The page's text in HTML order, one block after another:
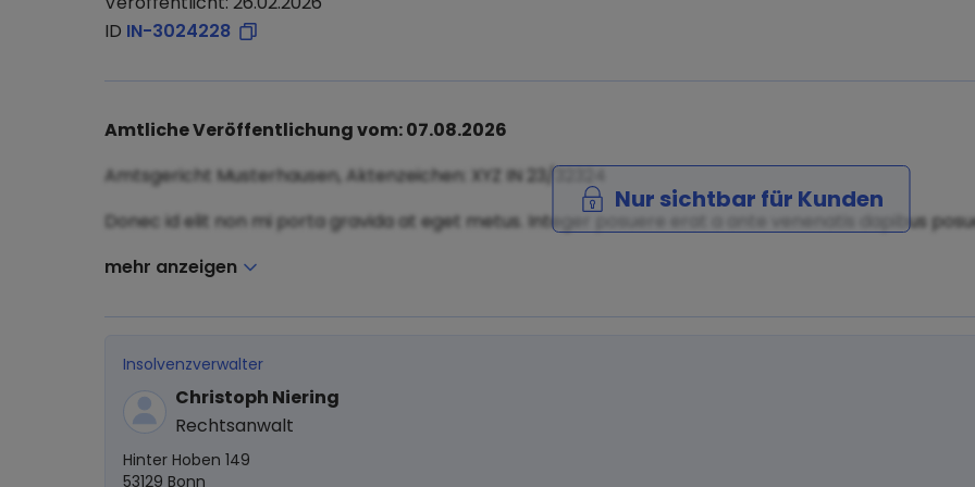
ID IN-3024228
Amtliche Veröffentlichung vom: 07.08.2026
Amtsgericht Musterhausen, Aktenzeichen: XYZ IN 23/32324
Donec id elit non mi porta gravida at eget metus. Integer posuere erat a ante venenatis dapibus
Nur sichtbar für Kunden
mehr anzeigen
Insolvenzverwalter
Christoph Niering
Rechtsanwalt
Hinter Hoben 149
53129 Bonn